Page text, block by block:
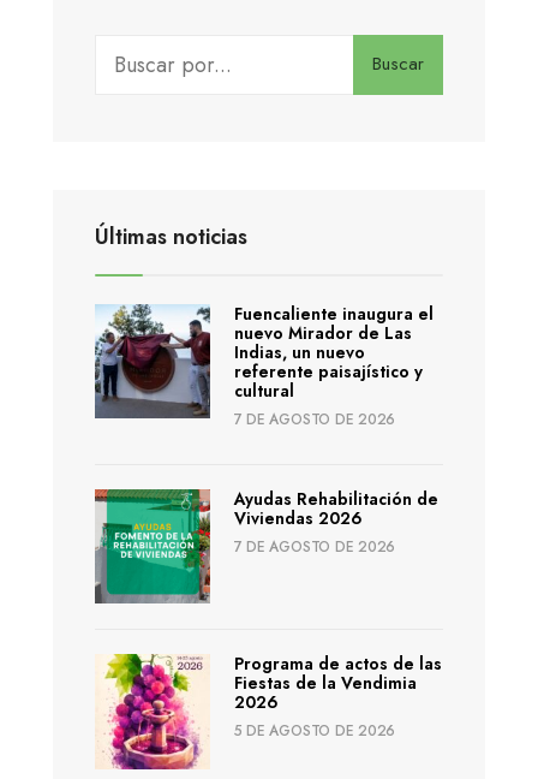
Buscar
Últimas noticias
Fuencaliente inaugura el
nuevo Mirador de Las
Indias, un nuevo
referente paisajístico y
cultural
7 DE AGOSTO DE 2026
Ayudas Rehabilitación de
Viviendas 2026
7 DE AGOSTO DE 2026
Programa de actos de las
Fiestas de la Vendimia
2026
5 DE AGOSTO DE 2026